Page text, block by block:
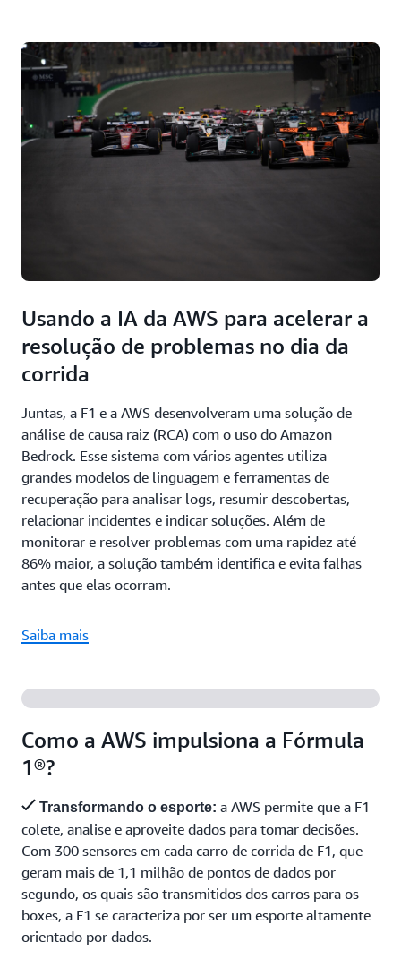
Usando a IA da AWS para acelerar a
resolução de problemas no dia da
corrida
Juntas, a F1 e a AWS desenvolveram uma solução de
análise de causa raiz (RCA) com o uso do Amazon
Bedrock. Esse sistema com vários agentes utiliza
grandes modelos de linguagem e ferramentas de
recuperação para analisar logs, resumir descobertas,
relacionar incidentes e indicar soluções. Além de
monitorar e resolver problemas com uma rapidez até
86% maior, a solução também identifica e evita falhas
antes que elas ocorram.
Saiba mais
Como a AWS impulsiona a Fórmula
1®?
Transformando o esporte: a AWS permite que a F1
colete, analise e aproveite dados para tomar decisões.
Com 300 sensores em cada carro de corrida de F1, que
geram mais de 1,1 milhão de pontos de dados por
segundo, os quais são transmitidos dos carros para os
boxes, a F1 se caracteriza por ser um esporte altamente
orientado por dados.